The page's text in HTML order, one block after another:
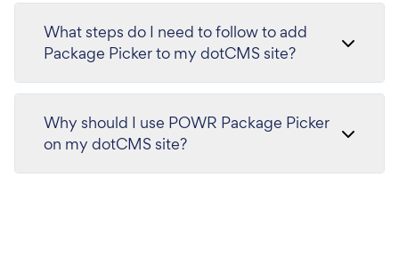
What steps do I need to follow to add
Package Picker to my dotCMS site?
Why should I use POWR Package Picker
on my dotCMS site?